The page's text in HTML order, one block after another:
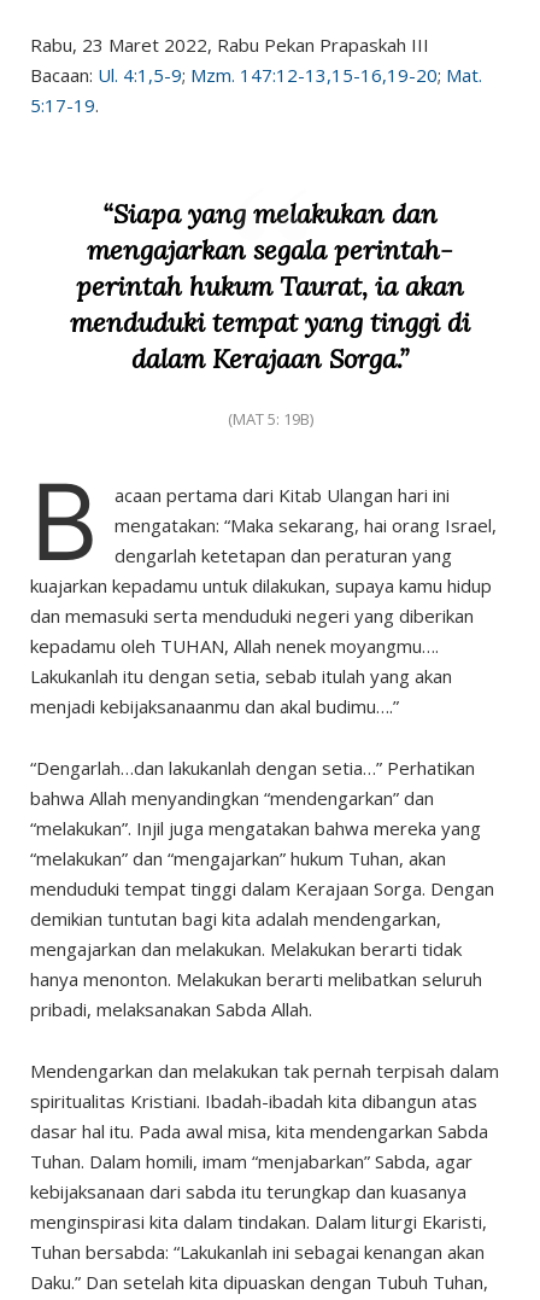
Rabu, 23 Maret 2022, Rabu Pekan Prapaskah III
Bacaan: Ul. 4:1,5-9; Mzm. 147:12-13,15-16,19-20; Mat.
5:17-19.
“Siapa yang melakukan dan
mengajarkan segala perintah-
perintah hukum Taurat, ia akan
menduduki tempat yang tinggi di
dalam Kerajaan Sorga.”
(MAT 5: 19B)
B
acaan pertama dari Kitab Ulangan hari ini
mengatakan: “Maka sekarang, hai orang Israel,
dengarlah ketetapan dan peraturan yang
kuajarkan kepadamu untuk dilakukan, supaya kamu hidup
dan memasuki serta menduduki negeri yang diberikan
kepadamu oleh TUHAN, Allah nenek moyangmu….
Lakukanlah itu dengan setia, sebab itulah yang akan
menjadi kebijaksanaanmu dan akal budimu….”
“Dengarlah…dan lakukanlah dengan setia…” Perhatikan
bahwa Allah menyandingkan “mendengarkan” dan
“melakukan”. Injil juga mengatakan bahwa mereka yang
“melakukan” dan “mengajarkan” hukum Tuhan, akan
menduduki tempat tinggi dalam Kerajaan Sorga. Dengan
demikian tuntutan bagi kita adalah mendengarkan,
mengajarkan dan melakukan. Melakukan berarti tidak
hanya menonton. Melakukan berarti melibatkan seluruh
pribadi, melaksanakan Sabda Allah.
Mendengarkan dan melakukan tak pernah terpisah dalam
spiritualitas Kristiani. Ibadah-ibadah kita dibangun atas
dasar hal itu. Pada awal misa, kita mendengarkan Sabda
Tuhan. Dalam homili, imam “menjabarkan” Sabda, agar
kebijaksanaan dari sabda itu terungkap dan kuasanya
menginspirasi kita dalam tindakan. Dalam liturgi Ekaristi,
Tuhan bersabda: “Lakukanlah ini sebagai kenangan akan
Daku.” Dan setelah kita dipuaskan dengan Tubuh Tuhan,